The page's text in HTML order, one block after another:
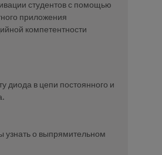
студентов с помощью
приложения
компетентности
диода в цепи постоянного и
о выпрямительном